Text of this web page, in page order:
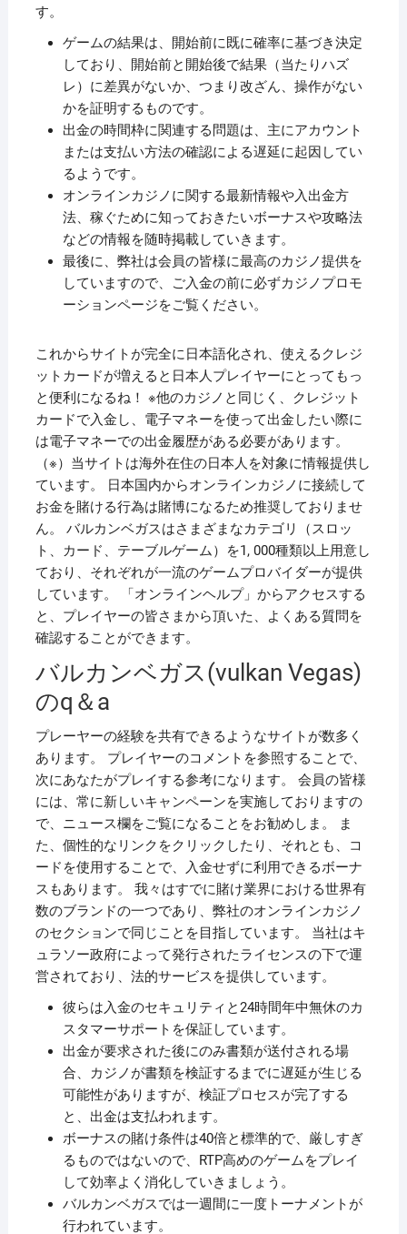
す。
ゲームの結果は、開始前に既に確率に基づき決定
しており、開始前と開始後で結果（当たりハズ
レ）に差異がないか、つまり改ざん、操作がない
かを証明するものです。
出金の時間枠に関連する問題は、主にアカウント
または支払い方法の確認による遅延に起因してい
るようです。
オンラインカジノに関する最新情報や入出金方
法、稼ぐために知っておきたいボーナスや攻略法
などの情報を随時掲載していきます。
最後に、弊社は会員の皆様に最高のカジノ提供を
していますので、ご入金の前に必ずカジノプロモ
ーションページをご覧ください。
これからサイトが完全に日本語化され、使えるクレジ
ットカードが増えると日本人プレイヤーにとってもっ
と便利になるね！ ※他のカジノと同じく、クレジット
カードで入金し、電子マネーを使って出金したい際に
は電子マネーでの出金履歴がある必要があります。
（※）当サイトは海外在住の日本人を対象に情報提供し
ています。 日本国内からオンラインカジノに接続して
お金を賭ける行為は賭博になるため推奨しておりませ
ん。 バルカンベガスはさまざまなカテゴリ（スロッ
ト、カード、テーブルゲーム）を1, 000種類以上用意し
ており、それぞれが一流のゲームプロバイダーが提供
しています。 「オンラインヘルプ」からアクセスする
と、プレイヤーの皆さまから頂いた、よくある質問を
確認することができます。
バルカンベガス(vulkan Vegas)
のq＆a
プレーヤーの経験を共有できるようなサイトが数多く
あります。 プレイヤーのコメントを参照することで、
次にあなたがプレイする参考になります。 会員の皆様
には、常に新しいキャンペーンを実施しておりますの
で、ニュース欄をご覧になることをお勧めしま。 ま
た、個性的なリンクをクリックしたり、それとも、コ
ードを使用することで、入金せずに利用できるボーナ
スもあります。 我々はすでに賭け業界における世界有
数のブランドの一つであり、弊社のオンラインカジノ
のセクションで同じことを目指しています。 当社はキ
ュラソー政府によって発行されたライセンスの下で運
営されており、法的サービスを提供しています。
彼らは入金のセキュリティと24時間年中無休のカ
スタマーサポートを保証しています。
出金が要求された後にのみ書類が送付される場
合、カジノが書類を検証するまでに遅延が生じる
可能性がありますが、検証プロセスが完了する
と、出金は支払われます。
ボーナスの賭け条件は40倍と標準的で、厳しすぎ
るものではないので、RTP高めのゲームをプレイ
して効率よく消化していきましょう。
バルカンベガスでは一週間に一度トーナメントが
行われています。